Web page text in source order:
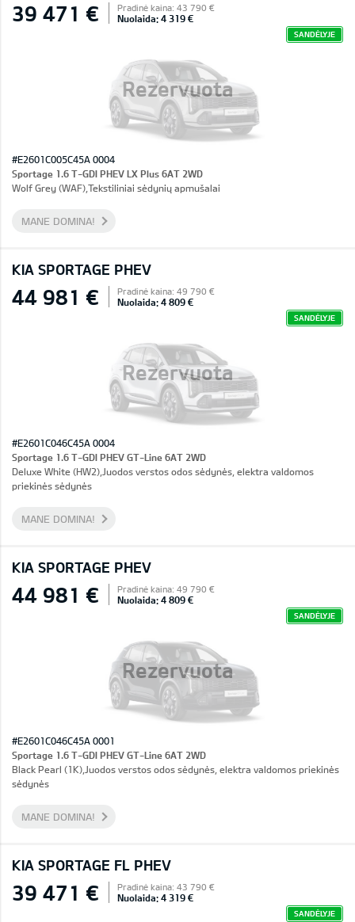
Rezervuota
39 471 € Pradinė kaina: 43 790 €
Nuolaida: 4 319 €
SANDĖLYJE
#E2601C005C45A 0004
Sportage 1.6 T-GDI PHEV LX Plus 6AT 2WD
Wolf Grey (WAF),Tekstiliniai sėdynių apmušalai
MANE DOMINA!
KIA SPORTAGE PHEV
Rezervuota
44 981 € Pradinė kaina: 49 790 €
Nuolaida: 4 809 €
SANDĖLYJE
#E2601C046C45A 0004
Sportage 1.6 T-GDI PHEV GT-Line 6AT 2WD
Deluxe White (HW2),Juodos verstos odos sėdynės, elektra valdomos
priekinės sėdynės
MANE DOMINA!
KIA SPORTAGE PHEV
Rezervuota
44 981 € Pradinė kaina: 49 790 €
Nuolaida: 4 809 €
SANDĖLYJE
#E2601C046C45A 0001
Sportage 1.6 T-GDI PHEV GT-Line 6AT 2WD
Black Pearl (1K),Juodos verstos odos sėdynės, elektra valdomos priekinės
sėdynės
MANE DOMINA!
KIA SPORTAGE FL PHEV
39 471 € Pradinė kaina: 43 790 €
Nuolaida: 4 319 €
SANDĖLYJE